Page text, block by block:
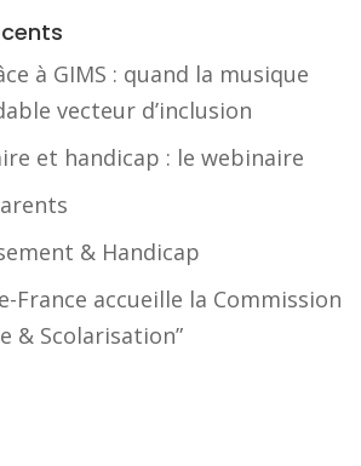
à GIMS : quand la musique
vecteur d’inclusion
et handicap : le webinaire
& Handicap
France accueille la Commission
& Scolarisation”